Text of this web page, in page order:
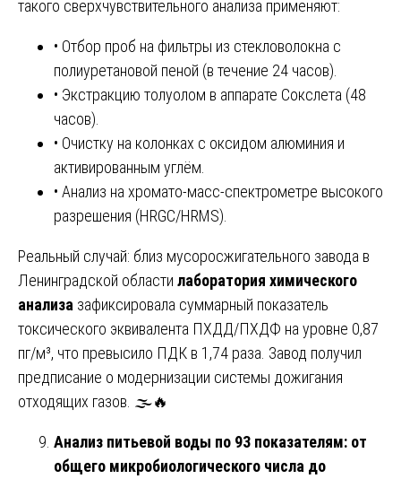
такого сверхчувствительного анализа применяют:
• Отбор проб на фильтры из стекловолокна с
полиуретановой пеной (в течение 24 часов).
• Экстракцию толуолом в аппарате Сокслета (48
часов).
• Очистку на колонках с оксидом алюминия и
активированным углём.
• Анализ на хромато-масс-спектрометре высокого
разрешения (HRGC/HRMS).
Реальный случай: близ мусоросжигательного завода в
Ленинградской области лаборатория химического
анализа зафиксировала суммарный показатель
токсического эквивалента ПХДД/ПХДФ на уровне 0,87
пг/м³, что превысило ПДК в 1,74 раза. Завод получил
предписание о модернизации системы дожигания
отходящих газов. 🌫️🔥
Анализ питьевой воды по 93 показателям: от
общего микробиологического числа до